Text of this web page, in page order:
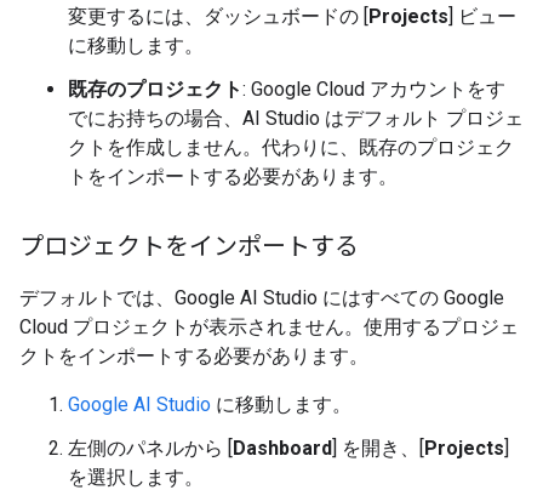
変更するには、ダッシュボードの [Projects] ビュー
に移動します。
既存のプロジェクト: Google Cloud アカウントをす
でにお持ちの場合、AI Studio はデフォルト プロジェ
クトを作成しません。代わりに、既存のプロジェク
トをインポートする必要があります。
プロジェクトをインポートする
デフォルトでは、Google AI Studio にはすべての Google
Cloud プロジェクトが表示されません。使用するプロジェ
クトをインポートする必要があります。
Google AI Studio に移動します。
左側のパネルから [Dashboard] を開き、[Projects]
を選択します。